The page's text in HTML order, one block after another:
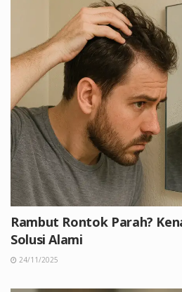
Rambut Rontok Parah?
Solusi Alami
24/11/2025